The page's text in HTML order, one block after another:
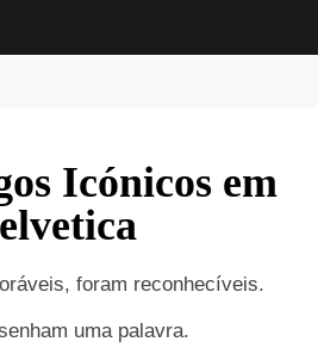
Icónicos em
foram reconhecíveis.
uma palavra.